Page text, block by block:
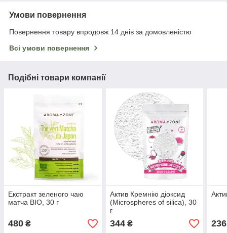
Умови повернення
Повернення товару впродовж 14 днів за домовленістю
Всі умови повернення
Подібні товари компанії
Екстракт зеленого чаю
матча BIO, 30 г
480 ₴
Актив Кремнію діоксид
(Microspheres of silica), 30
г
344₴ 236